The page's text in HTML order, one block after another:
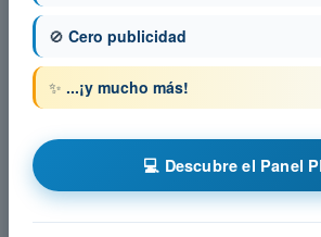
🚫 Cero publicidad
✨ ...¡y mucho más!
💻 Descubre el Panel